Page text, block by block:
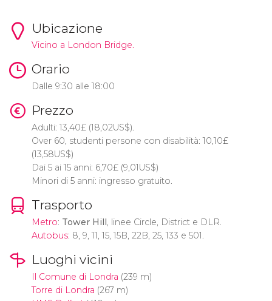
Ubicazione
Vicino a London Bridge.
Orario
Dalle 9:30 alle 18:00
Prezzo
Adulti: 13,40£(18,02US$).
Over 60, studenti persone con disabilità: 10,10£
(13,58US$)
Dai 5 ai 15 anni: 6,70£(9,01US$)
Minori di 5 anni: ingresso gratuito.
Trasporto
Metro: Tower Hill, linee Circle, District e DLR.
Autobus: 8, 9, 11, 15, 15B, 22B, 25, 133 e 501.
Luoghi vicini
Il Comune di Londra (239 m)
Torre di Londra (267 m)